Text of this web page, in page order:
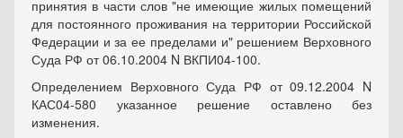
принятия в части слов "не имеющие жилых помещений
для постоянного проживания на территории Российской
Федерации и за ее пределами и" решением Верховного
Суда РФ от 06.10.2004 N ВКПИ04-100.
Определением Верховного Суда РФ от 09.12.2004 N
КАС04-580 указанное решение оставлено без
изменения.